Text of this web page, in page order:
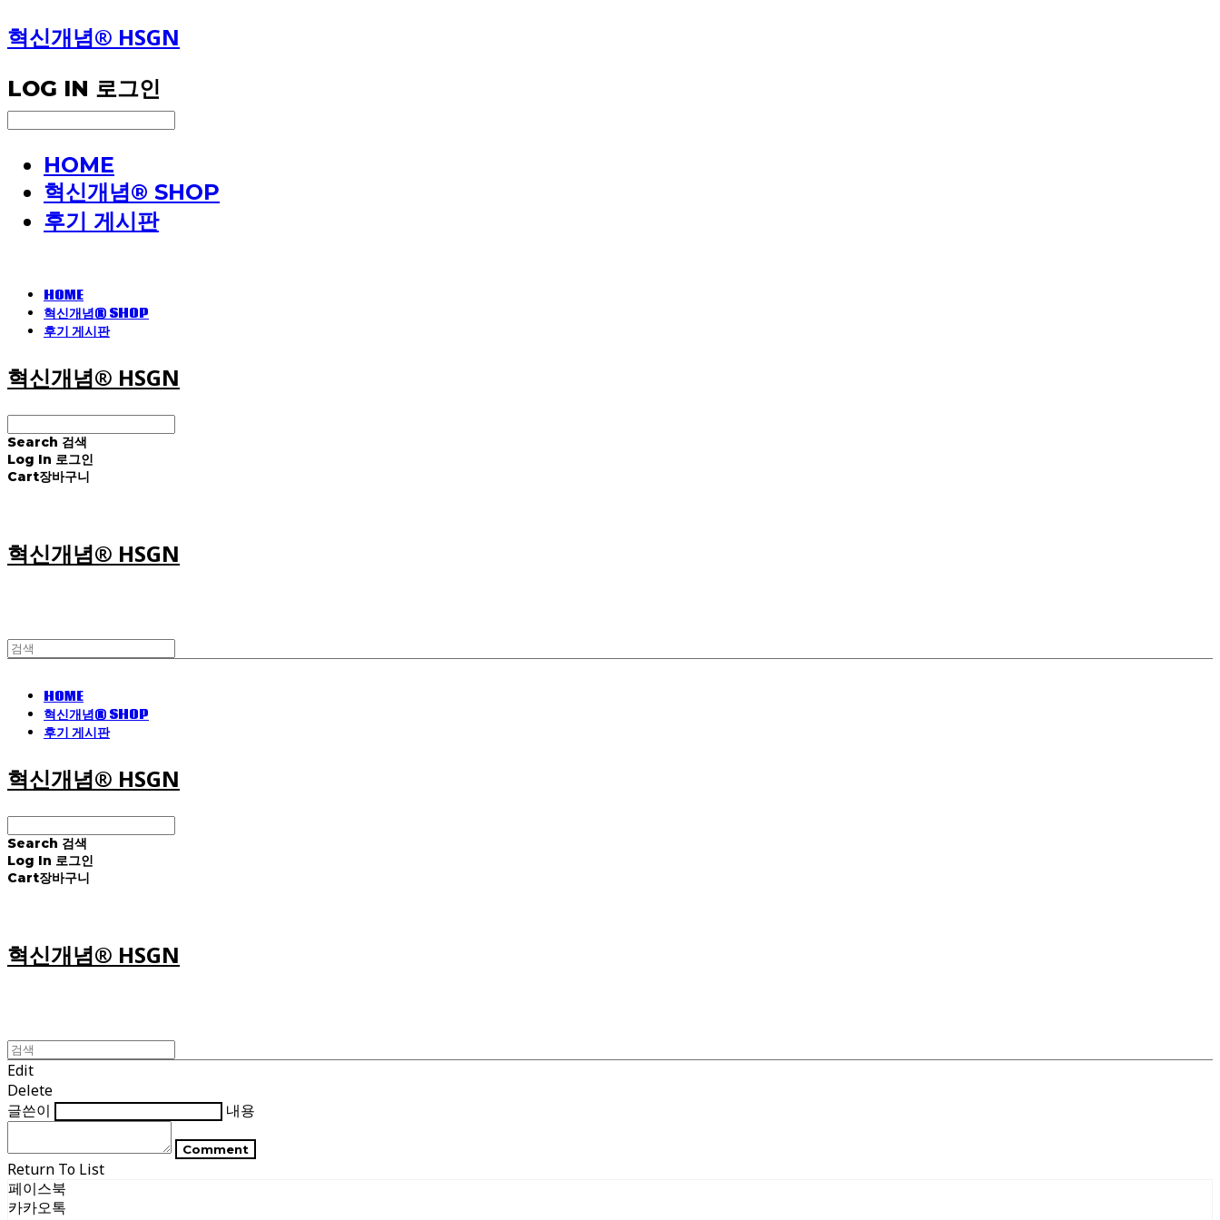
혁신개념® HSGN
LOG IN 로그인
HOME
혁신개념® SHOP
후기 게시판
HOME
혁신개념® SHOP
후기 게시판
혁신개념® HSGN
Search 검색
Log In 로그인
Cart장바구니
혁신개념® HSGN
HOME
혁신개념® SHOP
후기 게시판
혁신개념® HSGN
Search 검색
Log In 로그인
Cart장바구니
혁신개념® HSGN
Edit
Delete
글쓴이
내용
Comment
Return To List
페이스북
카카오톡